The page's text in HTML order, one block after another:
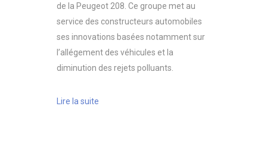
de la Peugeot 208. Ce groupe met au
service des constructeurs automobiles
ses innovations basées notamment sur
l’allégement des véhicules et la
diminution des rejets polluants.
Lire la suite